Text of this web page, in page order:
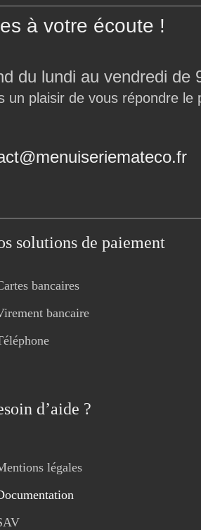
à votre écoute !
du lundi au vendredi
un plaisir de vous répondre le
solutions de paiement
bancaires
bancaire
d’aide ?
légales